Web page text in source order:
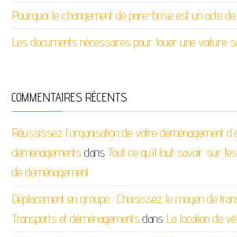
Pourquoi le changement de pare-brise est un acte
Les documents nécessaires pour louer une voiture
COMMENTAIRES RÉCENTS
Réussissez l'organisation de votre déménagement
déménagements dans Tout ce qu’il faut savoir sur
de déménagement
Déplacement en groupe : Choisissez le moyen de
Transports et déménagements dans La location de